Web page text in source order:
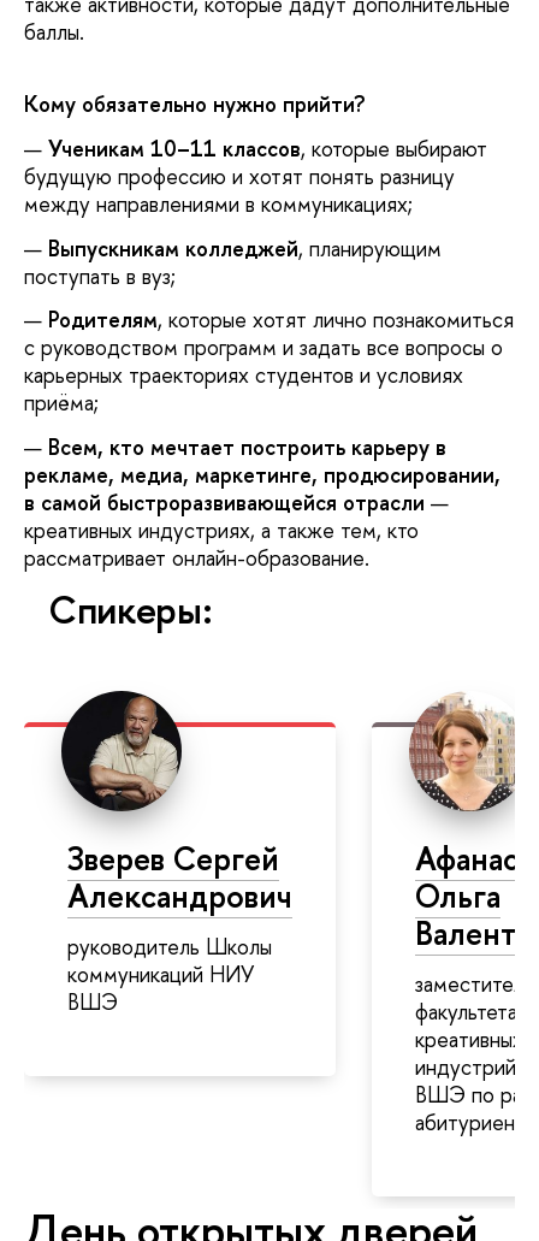
аллы.
Кому обязательно нужно прийти?
Ученикам 10–11 классо, которые выбирают
удущую профессию и хотят понять разницу
между направлениями в коммуникациях;
ыпускникам колледжей, планирующим
поступать в вуз;
Родителям, которые хотят лично познакомиться
с руководством программ и задать все вопросы о
карьерных траекториях студентов и условиях
приёма;
сем, кто мечтает построить карьеру
рекламе, медиа, маркетинге, продюсировании,
самой быстроразвивающейся отрасли —
креативных индустриях, а также тем, кто
рассматривает онлайн-образование.
Спикеры:
Зверев Сергей
Александрович
руководитель Школы
коммуникаций НИУ
ШЭ
Ольга
факультета
креативных
индустрий
ШЭ по